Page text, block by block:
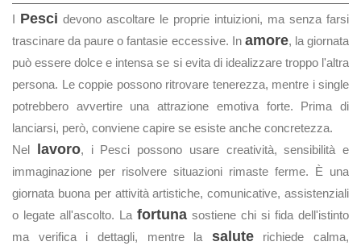
I Pesci devono ascoltare le proprie intuizioni, ma senza farsi
trascinare da paure o fantasie eccessive. In amore, la giornata
può essere dolce e intensa se si evita di idealizzare troppo l'altra
persona. Le coppie possono ritrovare tenerezza, mentre i single
potrebbero avvertire una attrazione emotiva forte. Prima di
lanciarsi, però, conviene capire se esiste anche concretezza.
Nel
lavoro, i Pesci possono usare creatività, sensibilità e
immaginazione per risolvere situazioni rimaste ferme. È una
giornata buona per attività artistiche, comunicative, assistenziali
o legate all'ascolto. La fortuna sostiene chi si fida dell'istinto
ma verifica i dettagli, mentre la saluterichiede calma,